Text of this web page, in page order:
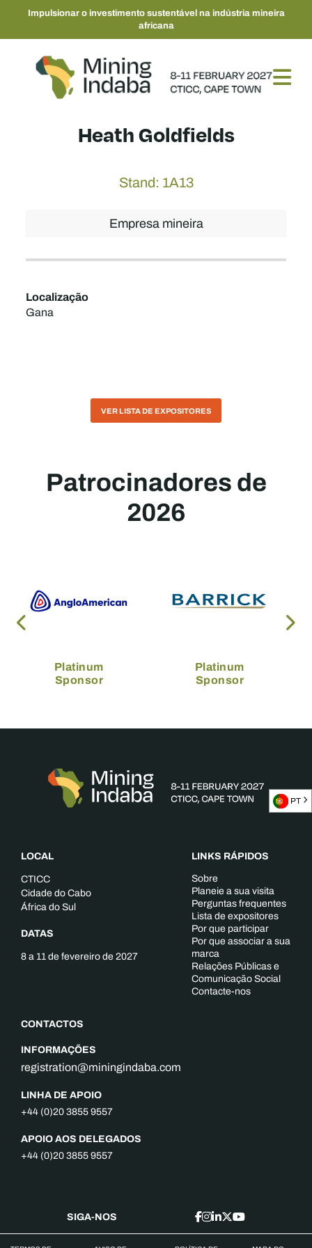
Impulsionar o investimento sustentável na indústria mineira
africana
Heath Goldfields
Stand: 1A13
Empresa mineira
Localização
Gana
VER LISTA DE EXPOSITORES
Patrocinadores de
2026
Platinum
Sponsor
Platinum
Sponsor
LOCAL
CTICC
Cidade do Cabo
África do Sul
DATAS
8 a 11 de fevereiro de 2027
CONTACTOS
INFORMAÇÕES
registration@miningindaba.com
LINHA DE APOIO
+44 (0)20 3855 9557
APOIO AOS DELEGADOS
+44 (0)20 3855 9557
LINKS RÁPIDOS
Sobre
Planeie a sua visita
Perguntas frequentes
Lista de expositores
Por que participar
Por que associar a sua
marca
Relações Públicas e
Comunicação Social
Contacte-nos
SIGA-NOS
PT